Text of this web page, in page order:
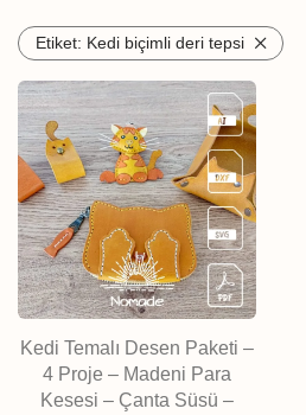
Etiket: Kedi biçimli deri tepsi
Kedi Temalı Desen Paketi –
4 Proje – Madeni Para
Kesesi – Çanta Süsü –